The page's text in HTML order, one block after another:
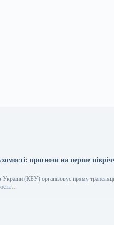
прогнози на перше
(КБУ) організовує пряму